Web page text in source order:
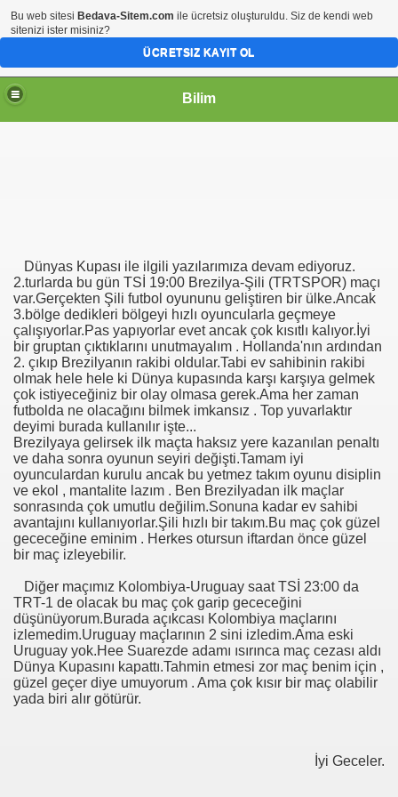
Bilim
Dünyas Kupası ile ilgili yazılarımıza devam ediyoruz.
2.turlarda bu gün TSİ 19:00 Brezilya-Şili (TRTSPOR) maçı
var.Gerçekten Şili futbol oyununu geliştiren bir ülke.Ancak
3.bölge dedikleri bölgeyi hızlı oyuncularla geçmeye
çalışıyorlar.Pas yapıyorlar evet ancak çok kısıtlı kalıyor.İyi
bir gruptan çıktıklarını unutmayalım . Hollanda'nın ardından
2. çıkıp Brezilyanın rakibi oldular.Tabi ev sahibinin rakibi
olmak hele hele ki Dünya kupasında karşı karşıya gelmek
çok istiyeceğiniz bir olay olmasa gerek.Ama her zaman
futbolda ne olacağını bilmek imkansız . Top yuvarlaktır
deyimi burada kullanılır işte...
Brezilyaya gelirsek ilk maçta haksız yere kazanılan penaltı
ve daha sonra oyunun seyiri değişti.Tamam iyi
oyunculardan kurulu ancak bu yetmez takım oyunu disiplin
ve ekol , mantalite lazım . Ben Brezilyadan ilk maçlar
sonrasında çok umutlu değilim.Sonuna kadar ev sahibi
avantajını kullanıyorlar.Şili hızlı bir takım.Bu maç çok güzel
gececeğine eminim . Herkes otursun iftardan önce güzel
bir maç izleyebilir.
Diğer maçımız Kolombiya-Uruguay saat TSİ 23:00 da
TRT-1 de olacak bu maç çok garip gececeğini
düşünüyorum.Burada açıkcası Kolombiya maçlarını
izlemedim.Uruguay maçlarının 2 sini izledim.Ama eski
Uruguay yok.Hee Suarezde adamı ısırınca maç cezası aldı
Dünya Kupasını kapattı.Tahmin etmesi zor maç benim için ,
güzel geçer diye umuyorum . Ama çok kısır bir maç olabilir
yada biri alır götürür.
İyi Geceler.
77-73 Yenildi
açmak için 80 milyon dolar yatırdı
Bu web sitesi Bedava-Sitem.com ile ücretsiz oluşturuldu. Siz de kendi web
sitenizi ister misiniz?
ÜCRETSIZ KAYIT OL